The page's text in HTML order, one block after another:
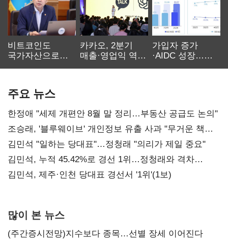
비트코인도
국가자산으로…'
카카오, 2분기
매출·영업익 역대
가입자 증가
·AIDC 성장…
주요 뉴스
한정애 "세제 개편안 8월 말 정리…부동산 공급도 논의"
조승래, '블루웨이브' 개인정보 유출 사과 "무거운 책임
통감"
김민석 "일하는 당대표"…정청래 "의리가 제일 중요"
김민석, 누적 45.42%로 경선 1위…정청래와 격차
0.86%p(2보)
김민석, 제주·인천 당대표 경선서 '1위'(1보)
많이 본 뉴스
(주간증시전망)지수보다 종목…선별 장세 이어진다